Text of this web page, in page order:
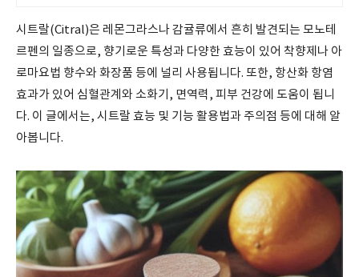
시트랄(Citral)은 레몬그라스나 감귤류에서 흔히 발견되는 모노테
르펜의 일종으로, 향기로운 특성과 다양한 효능이 있어 착향제나 아
로마요법 향수와 화장품 등에 널리 사용됩니다. 또한, 항산화 항염
효과가 있어 심혈관계와 소화기, 면역력, 피부 건강에 도움이 됩니
다. 이 글에서는, 시트랄 효능 및 기능 활용법과 주의점 등에 대해 알
아봅니다.